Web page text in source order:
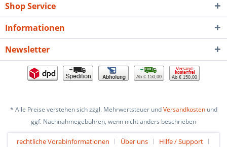
Shop Service
Informationen
Newsletter
Ab € 150,00 Ab € 150,00
* Alle Preise verstehen sich zzgl. Mehrwertsteuer undVersandkostenund
ggf. Nachnahmegebühren, wenn nicht anders beschrieben
rechtliche Vorabinformationen Über uns
Hilfe / Support